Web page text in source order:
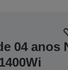
04 anos